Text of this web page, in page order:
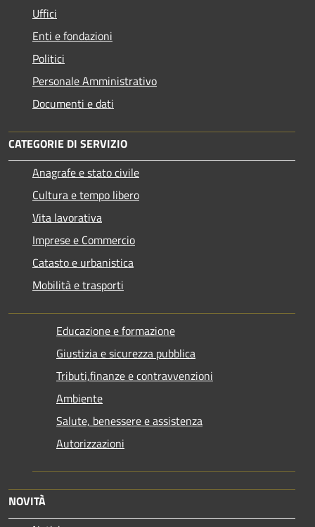
Uffici
Enti e fondazioni
Politici
Personale Amministrativo
Documenti e dati
CATEGORIE DI SERVIZIO
Anagrafe e stato civile
Cultura e tempo libero
Vita lavorativa
Imprese e Commercio
Catasto e urbanistica
Mobilità e trasporti
Educazione e formazione
Giustizia e sicurezza pubblica
Tributi,finanze e contravvenzioni
Ambiente
Salute, benessere e assistenza
Autorizzazioni
NOVITÀ